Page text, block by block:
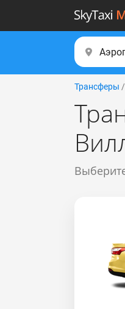
Трансферы /